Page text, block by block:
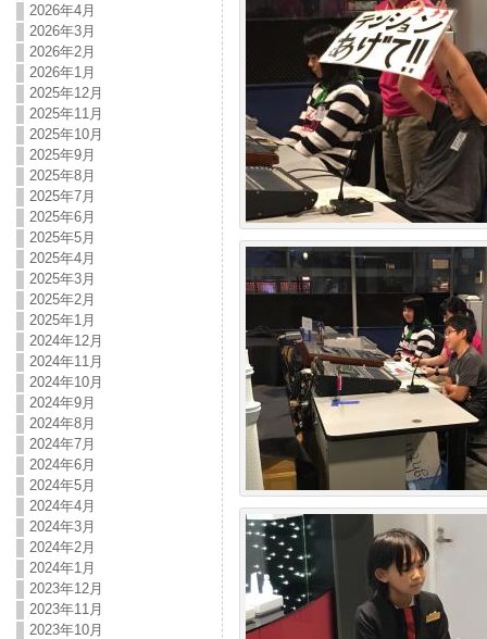
2026年4月
2026年3月
2026年2月
2026年1月
2025年12月
2025年11月
2025年10月
2025年9月
2025年8月
2025年7月
2025年6月
2025年5月
2025年4月
2025年3月
2025年2月
2025年1月
2024年12月
2024年11月
2024年10月
2024年9月
2024年8月
2024年7月
2024年6月
2024年5月
2024年4月
2024年3月
2024年2月
2024年1月
2023年12月
2023年11月
2023年10月